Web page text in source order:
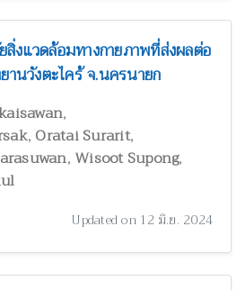
สิ่งแวดล้อมทางกายภาพที่ส่งผลต่อ
นวังตะไคร้ จ.นครนายก
,
, Oratai Surarit,
, Wisoot Supong,
Updated on 12 มิ.ย. 2024